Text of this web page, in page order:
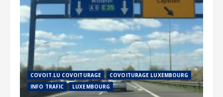
COVOIT.LU COVOITURAGE
COVOITURAGE LUXEMBOURG
INFO TRAFIC
LUXEMBOURG